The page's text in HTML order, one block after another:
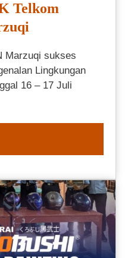
Telkom
Marzuqi sukses
Lingkungan
16 – 17 Juli